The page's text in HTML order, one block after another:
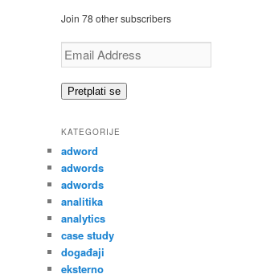
Join 78 other subscribers
Email
Address
Pretplati se
KATEGORIJE
adword
adwords
adwords
analitika
analytics
case study
događaji
eksterno